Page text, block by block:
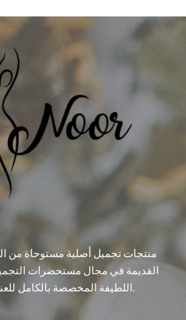
القديمة في مجال مستحضرات
اللطيفة المخصصة بالكامل للعناية بجمالك بأكثر الطرق طبيعية.